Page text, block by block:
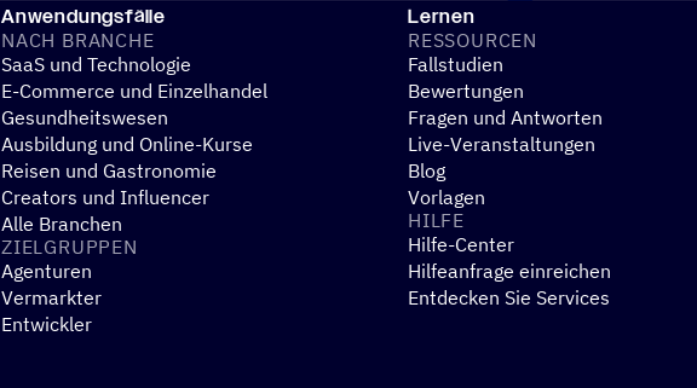
Anwendungsfälle
NACH BRANCHE
SaaS und Technologie
E-Commerce und Einzelhandel
Gesundheitswesen
Ausbildung und Online-Kurse
Reisen und Gastronomie
Creators und Influencer
Alle Branchen
ZIEL­GRUP­PEN
Agenturen
Vermarkter
Entwickler
Lernen
RESSOUR­CEN
Fallstudien
Bewertungen
Fragen und Antworten
Live-Veranstaltungen
Blog
Vorlagen
HILFE
Hilfe-Center
Hilfeanfrage einreichen
Entdecken Sie Services